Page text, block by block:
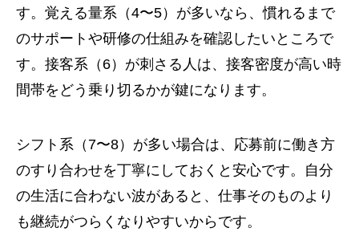
す。覚える量系（4〜5）が多いなら、慣れるまで
のサポートや研修の仕組みを確認したいところで
す。接客系（6）が刺さる人は、接客密度が高い時
間帯をどう乗り切るかが鍵になります。
シフト系（7〜8）が多い場合は、応募前に働き方
のすり合わせを丁寧にしておくと安心です。自分
の生活に合わない波があると、仕事そのものより
も継続がつらくなりやすいからです。